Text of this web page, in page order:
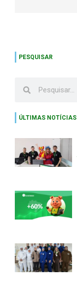
PESQUISAR
ÚLTIMAS NOTÍCIAS